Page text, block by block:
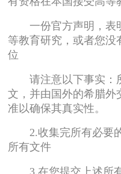
一份官方声明，表
等教育研究，或者您没
位
请注意以下事实：
文，并由国外的希腊外
准以确保其真实性。
2.收集完所有必要的
所有文件